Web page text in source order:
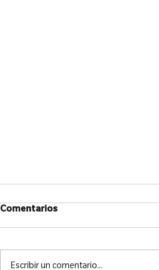
JANUCA Y CIERRE - LAZOS
Comentarios
Escribir un comentario...